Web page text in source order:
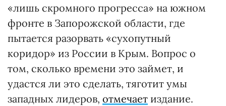
«лишь скромного прогресса» на южном
фронте в Запорожской области, где
пытается разорвать «сухопутный
коридор» из России в Крым. Вопрос о
том, сколько времени это займет, и
удастся ли это сделать, тяготит умы
западных лидеров, отмечает издание.